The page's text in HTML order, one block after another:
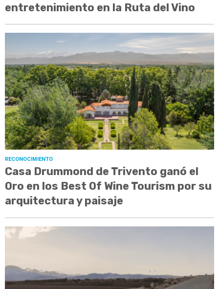
entretenimiento en la Ruta del Vino
RECONOCIMIENTO
Casa Drummond de Trivento ganó el
Oro en los Best Of Wine Tourism por su
arquitectura y paisaje